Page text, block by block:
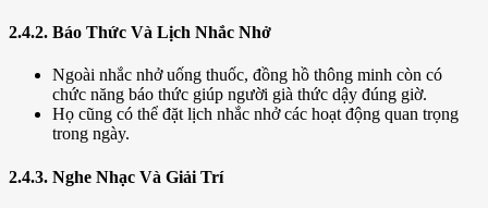
2.4.2. Báo Thức Và Lịch Nhắc Nhở
Ngoài nhắc nhở uống thuốc, đồng hồ thông minh còn có
chức năng báo thức giúp người già thức dậy đúng giờ.
Họ cũng có thể đặt lịch nhắc nhở các hoạt động quan trọng
trong ngày.
2.4.3. Nghe Nhạc Và Giải Trí